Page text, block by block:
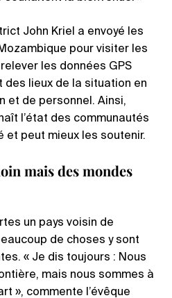
John Kriel a envoyé les
pour visiter les
les données GPS
lieux de la situation en
et de personnel. Ainsi,
l’état des communautés
et peut mieux les soutenir.
mais des mondes
un pays voisin de
de choses y sont
« Je dis toujours : Nous
mais nous sommes à
», commente l’évêque